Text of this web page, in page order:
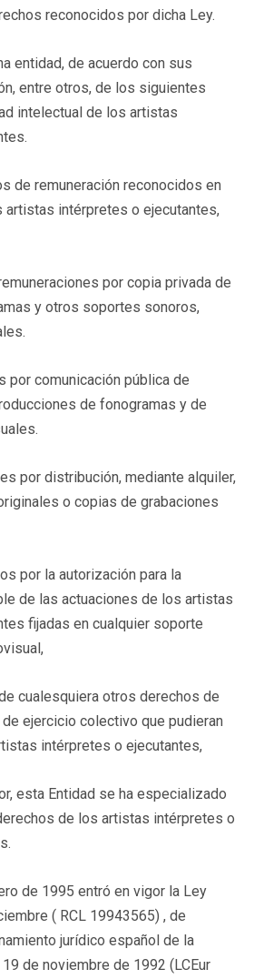
reconocidos por dicha Ley.
entidad, de acuerdo con sus
entre otros, de los siguientes
intelectual de los artistas
de remuneración reconocidos en
artistas intérpretes o ejecutantes,
por copia privada de
y otros soportes sonoros,
por comunicación pública de
de fonogramas y de
por distribución, mediante alquiler,
o copias de grabaciones
por la autorización para la
de las actuaciones de los artistas
fijadas en cualquier soporte
cualesquiera otros derechos de
ejercicio colectivo que pudieran
intérpretes o ejecutantes,
esta Entidad se ha especializado
de los artistas intérpretes o
de 1995 entró en vigor la Ley
( RCL 19943565) , de
jurídico español de la
de noviembre de 1992 (LCEur